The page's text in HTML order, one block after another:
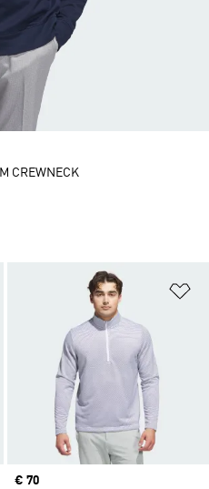
do zoznamu želaných
Price
€ 70
CREWNECK